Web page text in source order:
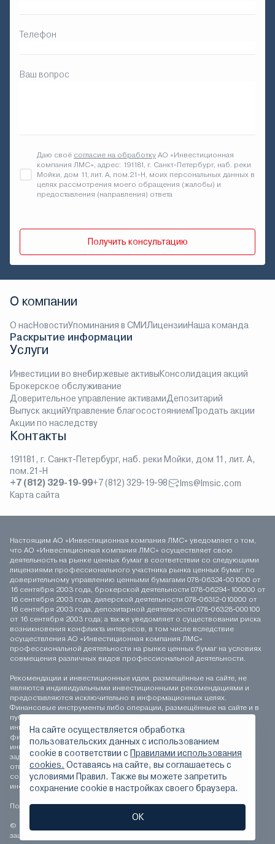
Телефон
Ваш вопрос
Даю своё согласие на обработку АО «Инвестиционная
компания ЛМС», адрес: 191181, г. Санкт-Петербург, наб. реки
Мойки, дом 11, лит. А, пом.21-Н, моих персональных данных в
целях рассмотрения моего обращения (жалобы) и
предоставления (направления) ответа
Получить консультацию
О компании
О насНовостиУпоминания в СМИЛицензииНаша команда
Раскрытие информации
Услуги
Инвестиции во внебиржевые активыКонсолидация акций
Брокерское обслуживание
Доверительное управление активамиДепозитарий
Выпуск акцийУправление благосостояниемПродать акции
Акции по наследству
Контакты
191181, г. Санкт-Петербург, наб. реки Мойки, дом 11, лит. А,
пом.21-Н
+7 (812) 329-19-99+7 (812) 329-19-98
lms@lmsic.com
Карта сайта
Настоящим АО «Инвестиционная компания ЛМС» уведомляет о том,
что АО «Инвестиционная компания ЛМС» осуществляет свою
деятельность на рынке ценных бумаг в соответствии со следующими
лицензиями профессионального участника рынка ценных бумаг: по
доверительному управлению ценными бумагами 078-06324-001000 от
16 сентября 2003 года, брокерской деятельности 078-06294-100000 от
16 сентября 2003 года, дилерской деятельности 078-06312-010000 от
16 сентября 2003 года, депозитарной деятельности 078-06328-000100
от 16 сентября 2003 года; а также уведомляет о существовании риска
возникновения конфликта интересов, в том числе вследствие
осуществления АО «Инвестиционная компания ЛМС»
профессиональной деятельности на рынке ценных бумаг на условиях
совмещения различных видов профессиональной деятельности.
Рекомендации и инвестиционные идеи, размещённые на сайте, не
являются индивидуальными инвестиционными рекомендациями и
предоставляются исключительно в информационных целях.
Финансовые инструменты либо операции, размещённые на сайте и в
публикуемых материалах, могут не соответствовать вашему
инвестиционному профилю. Определение соответствия
финансового инструмента либо операции инвестиционным целям,
инвестиционному горизонту и толерантности к риску является
задачей инвестора. АО «Инвестиционная компания ЛМС» не несёт
ответственности за возможные убытки инвестора в случае
совершения операций, либо инвестирования в финансовые
инструменты, упомянутые на сайте и в публикуемых материалах.
Положение о персональных данных
© 1994-2026 АО «Инвестиционная компания ЛМС» Все права
защищены.
На сайте осуществляется обработка
пользовательских данных с использованием
сookie в соответствии с Правилами использования
cookies. Оставаясь на сайте, вы соглашаетесь с
условиями Правил. Также вы можете запретить
сохранение сookie в настройках своего браузера.
ОК